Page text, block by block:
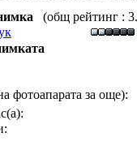
(общ рейтинг :
фотоапарата за още):